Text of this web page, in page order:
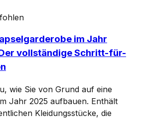
im Jahr
vollständige Schritt-für-
wie Sie von Grund auf eine
Jahr 2025 aufbauen. Enthält
Kleidungsstücke, die